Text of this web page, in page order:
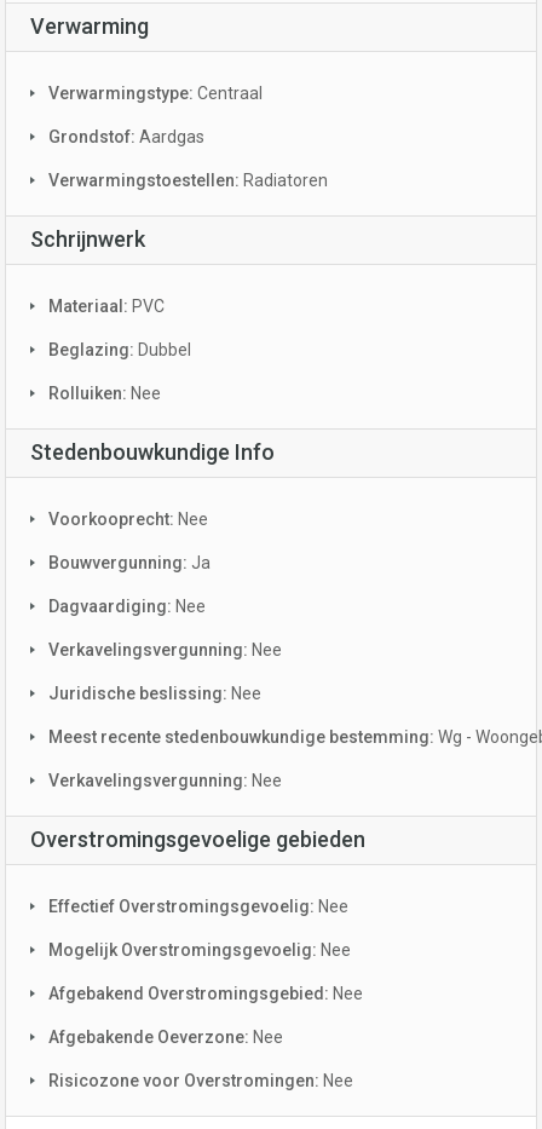
Verwarming
Verwarmingstype: Centraal
Grondstof: Aardgas
Verwarmingstoestellen: Radiatoren
Schrijnwerk
Materiaal: PVC
Beglazing: Dubbel
Rolluiken: Nee
Stedenbouwkundige Info
Voorkooprecht: Nee
Bouwvergunning: Ja
Dagvaardiging: Nee
Verkavelingsvergunning: Nee
Juridische beslissing: Nee
Meest recente stedenbouwkundige bestemming: Wg -
Verkavelingsvergunning: Nee
Overstromingsgevoelige gebieden
Effectief Overstromingsgevoelig: Nee
Mogelijk Overstromingsgevoelig: Nee
Afgebakend Overstromingsgebied: Nee
Afgebakende Oeverzone: Nee
Risicozone voor Overstromingen: Nee